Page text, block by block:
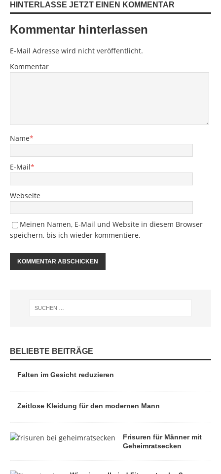
HINTERLASSE JETZT EINEN KOMMENTAR
Kommentar hinterlassen
E-Mail Adresse wird nicht veröffentlicht.
Kommentar
Name*
E-Mail*
Webseite
Meinen Namen, E-Mail und Website in diesem Browser
speichern, bis ich wieder kommentiere.
BELIEBTE BEITRÄGE
Falten im Gesicht reduzieren
Zeitlose Kleidung für den modernen Mann
Frisuren für Männer mit
Geheimratsecken